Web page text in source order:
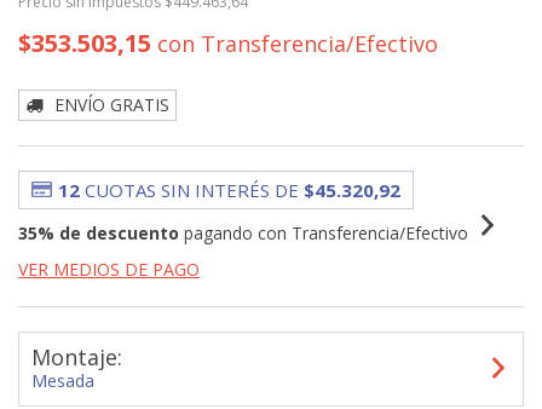
$353.503,15 con Transferencia/Efectivo
ENVÍO GRATIS
12 CUOTAS SIN INTERÉS DE $45.320,92
35% de descuento pagando con Transferencia/Efectivo
VER MEDIOS DE PAGO
Montaje:
Mesada